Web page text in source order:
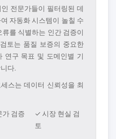
전문가들이 필터링된 데
자동화 시스템이 놀칠 수
를 식별하는 인간 검증이
토는 품질 보증의 중요한
연구 목표 및 도메인별 기
다.
스는 데이터 신뢰성을 최
검증
✓ 시장 현실 검
토